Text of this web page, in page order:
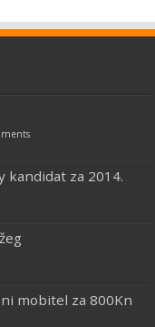
kandidat za 2014.
mobitel za 800Kn